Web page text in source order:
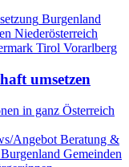
Burgenland
Niederösterreich
Tirol Vorarlberg
umsetzen
in ganz Österreich
Angebot Beratung &
Burgenland Gemeinden